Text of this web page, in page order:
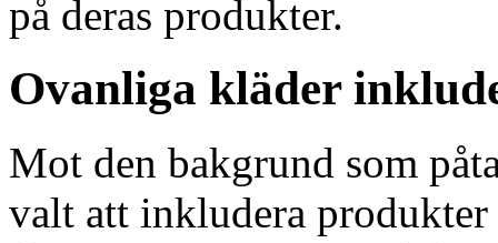
på deras produkter.
Ovanliga kläder
Mot den bakgrund som
valt att inkludera